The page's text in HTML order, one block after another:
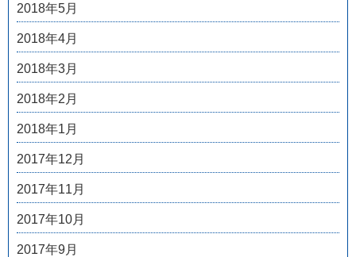
2018年5月
2018年4月
2018年3月
2018年2月
2018年1月
2017年12月
2017年11月
2017年10月
2017年9月